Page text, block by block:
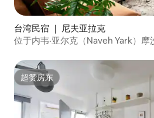
台湾民宿 ｜ 尼夫亚拉克
位于内韦·亚尔克（Naveh Yark）摩
超赞房东
超赞房东